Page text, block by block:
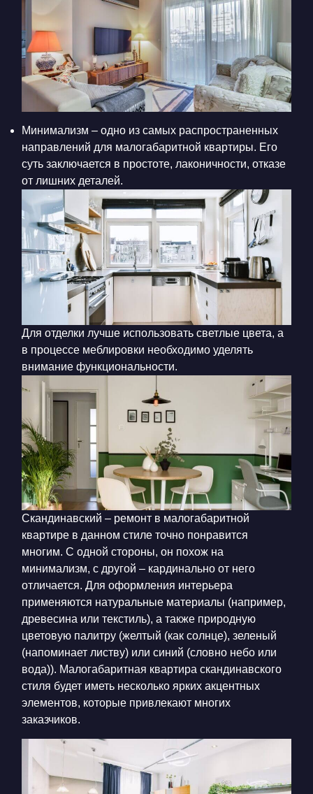
Минимализм – одно из самых распространенных
направлений для малогабаритной квартиры. Его
суть заключается в простоте, лаконичности, отказе
от лишних деталей.
Для отделки лучше использовать светлые цвета, а
в процессе меблировки необходимо уделять
внимание функциональности.
Скандинавский – ремонт в малогабаритной
квартире в данном стиле точно понравится
многим. С одной стороны, он похож на
минимализм, с другой – кардинально от него
отличается. Для оформления интерьера
применяются натуральные материалы (например,
древесина или текстиль), а также природную
цветовую палитру (желтый (как солнце), зеленый
(напоминает листву) или синий (словно небо или
вода)). Малогабаритная квартира скандинавского
стиля будет иметь несколько ярких акцентных
элементов, которые привлекают многих
заказчиков.